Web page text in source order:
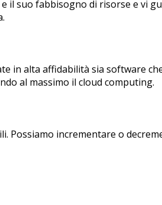
suo fabbisogno di risorse e vi
alta affidabilità sia software
al massimo il cloud computing.
Possiamo incrementare o